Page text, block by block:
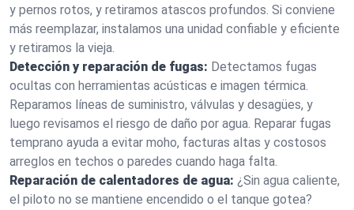
y pernos rotos, y retiramos atascos profundos. Si conviene
más reemplazar, instalamos una unidad confiable y eficiente
y retiramos la vieja.
Detección y reparación de fugas: Detectamos fugas
ocultas con herramientas acústicas e imagen térmica.
Reparamos líneas de suministro, válvulas y desagües, y
luego revisamos el riesgo de daño por agua. Reparar fugas
temprano ayuda a evitar moho, facturas altas y costosos
arreglos en techos o paredes cuando haga falta.
Reparación de calentadores de agua: ¿Sin agua caliente,
el piloto no se mantiene encendido o el tanque gotea?